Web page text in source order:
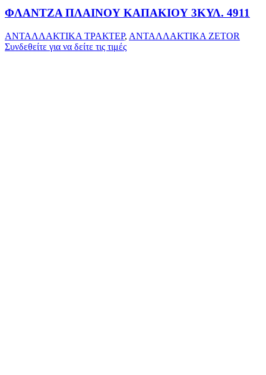
ΦΛΑΝΤΖΑ ΠΛΑΙΝΟΥ ΚΑΠΑΚΙΟΥ 3ΚΥΛ. 4911
ΑΝΤΑΛΛΑΚΤΙΚΑ ΤΡΑΚΤΕΡ, ΑΝΤΑΛΛΑΚΤΙΚΑ ZETOR
Συνδεθείτε για να δείτε τις τιμές